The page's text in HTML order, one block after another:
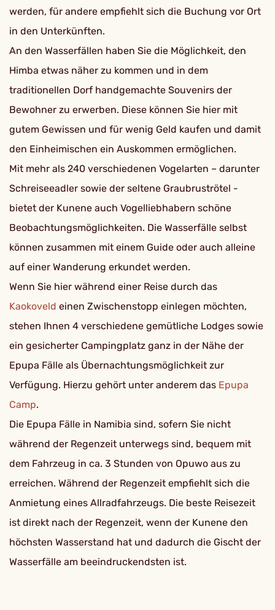
werden, für andere empfiehlt sich die Buchung vor Ort
in den Unterkünften.
An den Wasserfällen haben Sie die Möglichkeit, den
Himba etwas näher zu kommen und in dem
traditionellen Dorf handgemachte Souvenirs der
Bewohner zu erwerben. Diese können Sie hier mit
gutem Gewissen und für wenig Geld kaufen und damit
den Einheimischen ein Auskommen ermöglichen.
Mit mehr als 240 verschiedenen Vogelarten – darunter
Schreiseeadler sowie der seltene Graubruströtel -
bietet der Kunene auch Vogelliebhabern schöne
Beobachtungsmöglichkeiten. Die Wasserfälle selbst
können zusammen mit einem Guide oder auch alleine
auf einer Wanderung erkundet werden.
Wenn Sie hier während einer Reise durch das
Kaokoveld einen Zwischenstopp einlegen möchten,
stehen Ihnen 4 verschiedene gemütliche Lodges sowie
ein gesicherter Campingplatz ganz in der Nähe der
Epupa Fälle als Übernachtungsmöglichkeit zur
Verfügung. Hierzu gehört unter anderem das Epupa
Camp.
Die Epupa Fälle in Namibia sind, sofern Sie nicht
während der Regenzeit unterwegs sind, bequem mit
dem Fahrzeug in ca. 3 Stunden von Opuwo aus zu
erreichen. Während der Regenzeit empfiehlt sich die
Anmietung eines Allradfahrzeugs. Die beste Reisezeit
ist direkt nach der Regenzeit, wenn der Kunene den
höchsten Wasserstand hat und dadurch die Gischt der
Wasserfälle am beeindruckendsten ist.